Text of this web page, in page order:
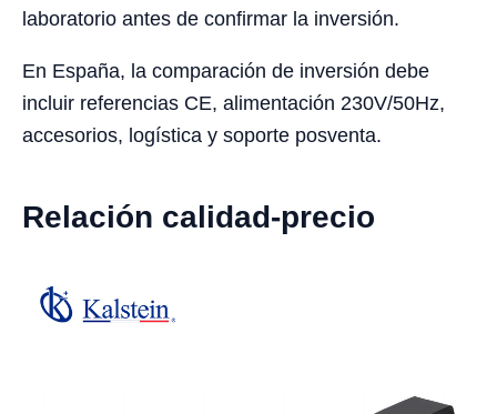
laboratorio antes de confirmar la inversión.
En España, la comparación de inversión debe
incluir referencias CE, alimentación 230V/50Hz,
accesorios, logística y soporte posventa.
Relación calidad-precio